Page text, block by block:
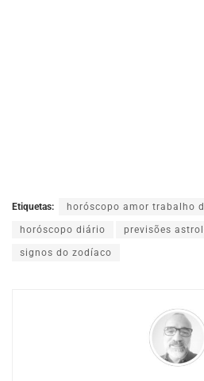
Etiquetas: horóscopo amor trabalho
horóscopo diário previsões
signos do zodíaco